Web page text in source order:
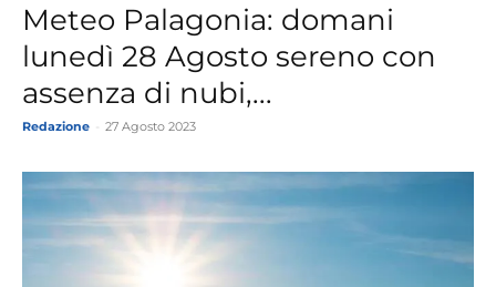
Meteo Palagonia: domani
lunedì 28 Agosto sereno con
assenza di nubi,...
Redazione 27 Agosto 2023